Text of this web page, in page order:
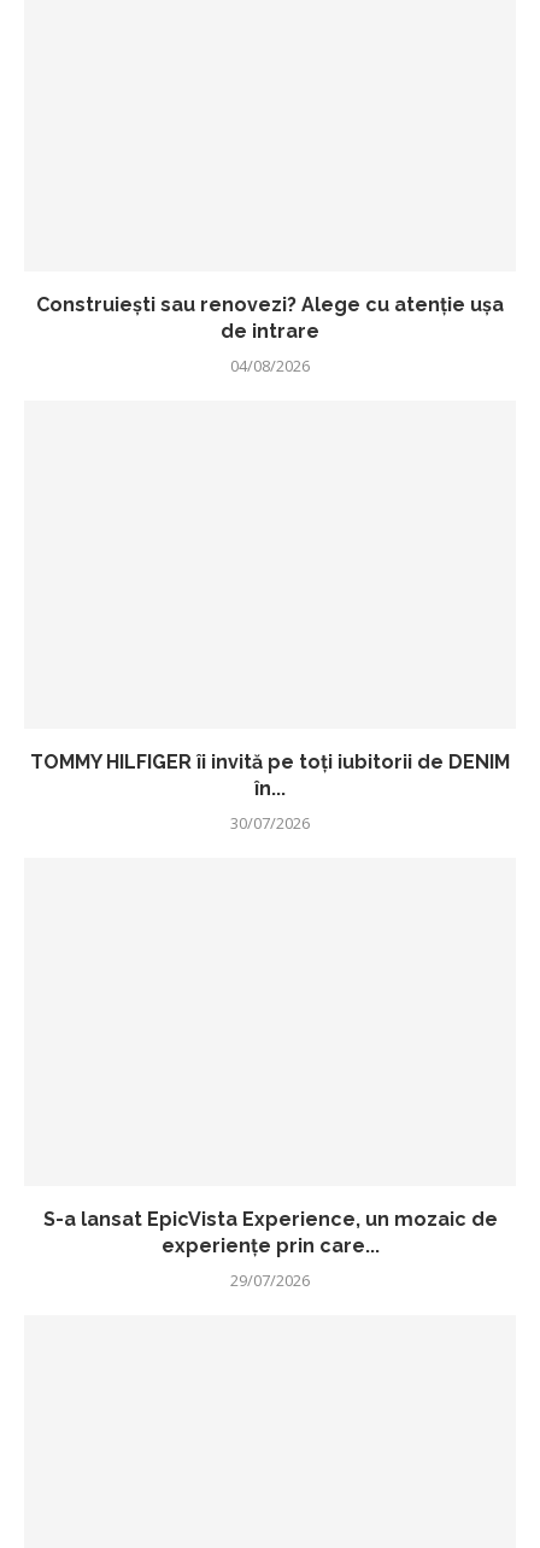
Construiești sau renovezi? Alege cu atenție ușa
de intrare
04/08/2026
TOMMY HILFIGER îi invită pe toți iubitorii de DENIM
în...
30/07/2026
S-a lansat EpicVista Experience, un mozaic de
experiențe prin care...
29/07/2026